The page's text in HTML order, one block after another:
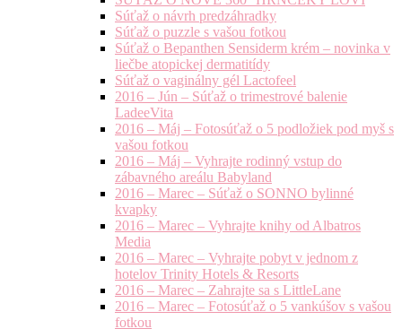
Súťaž o návrh predzáhradky
Súťaž o puzzle s vašou fotkou
Súťaž o Bepanthen Sensiderm krém – novinka v
liečbe atopickej dermatitídy
Súťaž o vaginálny gél Lactofeel
2016 – Jún – Súťaž o trimestrové balenie
LadeeVita
2016 – Máj – Fotosúťaž o 5 podložiek pod myš s
vašou fotkou
2016 – Máj – Vyhrajte rodinný vstup do
zábavného areálu Babyland
2016 – Marec – Súťaž o SONNO bylinné
kvapky
2016 – Marec – Vyhrajte knihy od Albatros
Media
2016 – Marec – Vyhrajte pobyt v jednom z
hotelov Trinity Hotels & Resorts
2016 – Marec – Zahrajte sa s LittleLane
2016 – Marec – Fotosúťaž o 5 vankúšov s vašou
fotkou